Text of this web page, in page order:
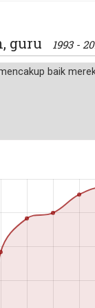
guru 1993 -
baik